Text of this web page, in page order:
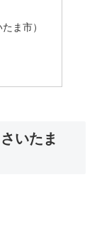
ま市）
いたま